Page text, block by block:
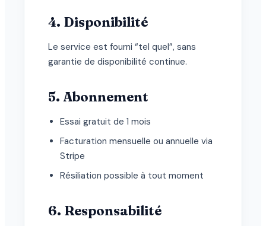
4. Disponibilité
Le service est fourni “tel quel”, sans
garantie de disponibilité continue.
5. Abonnement
Essai gratuit de 1 mois
Facturation mensuelle ou annuelle via
Stripe
Résiliation possible à tout moment
6. Responsabilité